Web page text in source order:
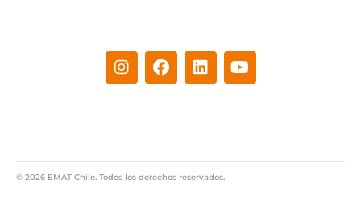
© 2026 EMAT Chile. Todos los derechos reservados.